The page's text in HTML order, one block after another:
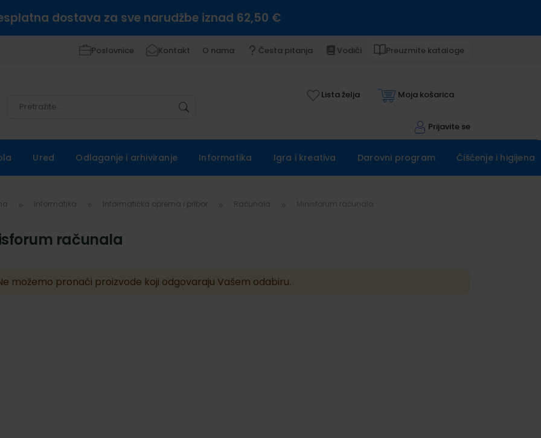
dostava za sve narudžbe iznad 62,50 €
Poslovnice Kontakt O nama Česta pitanja Vodiči Preuzmite kataloge
Lista želja Moja košarica
Prijavite se
Ured Odlaganje i arhiviranje Informatika Igra i kreativa Darovni program Čišćenje i higijena
Informatika Informatička oprema i pribor Računala
računala
možemo pronaći proizvode koji odgovaraju Vašem odabiru.